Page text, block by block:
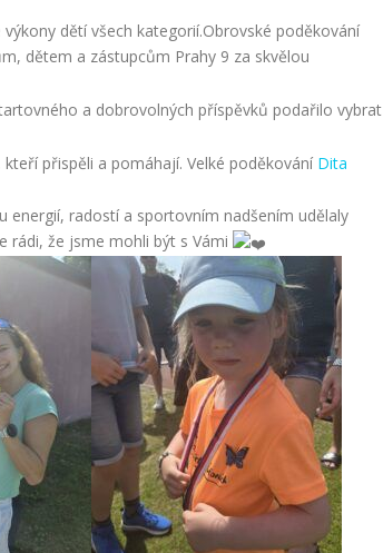
dětí všech kategorií.Obrovské poděkování
dětem a zástupcům Prahy 9 za skvělou
a dobrovolných příspěvků podařilo vybrat
přispěli a pomáhají. Velké poděkování Dita
energií, radostí a sportovním nadšením udělaly
rádi, že jsme mohli být s Vámi